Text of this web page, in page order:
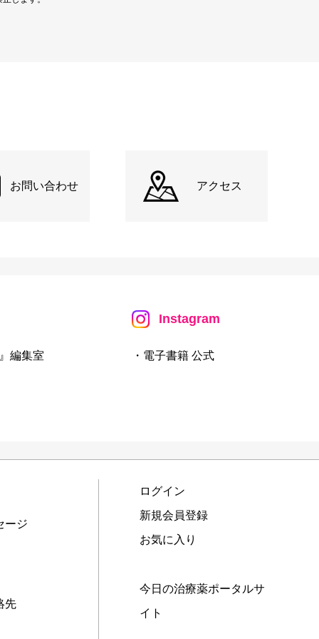
お問い合わせ アクセス
編集室
Instagram
・電子書籍 公式
ージ
先
ログイン
新規会員登録
お気に入り
今日の治療薬ポータルサ
イト